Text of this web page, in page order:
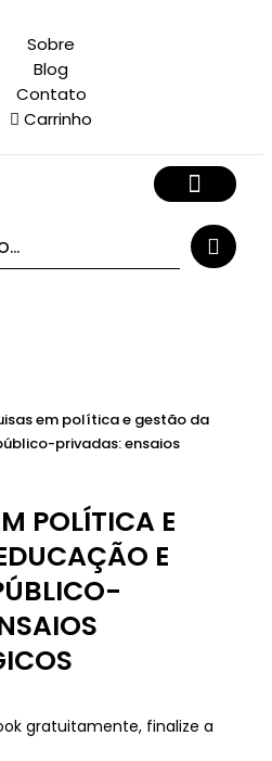
Sobre
Blog
Contato
Carrinho
em política e gestão da
privadas: ensaios
POLÍTICA E
E
gratuitamente, finalize a